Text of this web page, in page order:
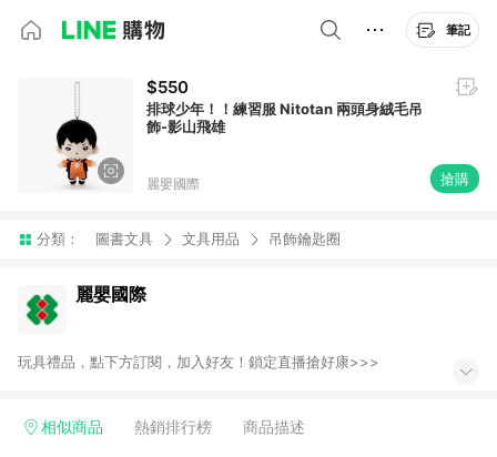
筆記
$550
排球少年！！練習服 Nitotan 兩頭身絨毛吊
飾-影山飛雄
麗嬰國際 搶購
分類： 圖書文具 文具用品 吊飾鑰匙圈
麗嬰國際
玩具禮品，點下方訂閱，加入好友！鎖定直播搶好康>>>
相似商品 熱銷排行榜 商品描述